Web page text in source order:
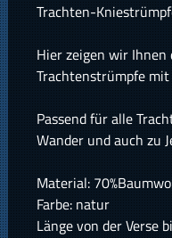
Trachten-
Hier zeigen wir
Trachtenstrümpfe
Passend für alle
Wander und auch zu
Material:
Farbe: natur
Länge von der Verse